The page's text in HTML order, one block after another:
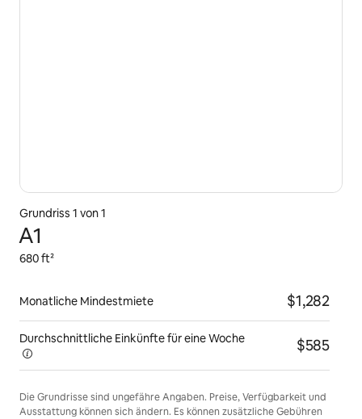
Grundriss 1 von 1
A1
680 ft²
Monatliche Mindestmiete $1,282
Durchschnittliche Einkünfte für eineWoche $585
Die Grundrisse sind ungefähre Angaben. Preise, Verfügbarkeit und
Ausstattung können sich ändern. Es können zusätzliche Gebühren